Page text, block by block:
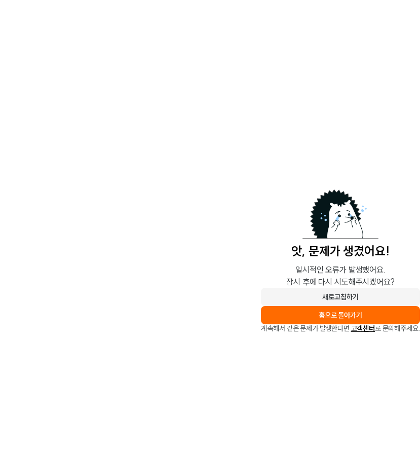
앗, 문제가 생겼어요!
일시적인 오류가 발생했어요.
잠시 후에 다시 시도해주시겠어요?
새로고침하기
홈으로 돌아가기
계속해서 같은 문제가 발생한다면 고객센터로 문의해주세요.